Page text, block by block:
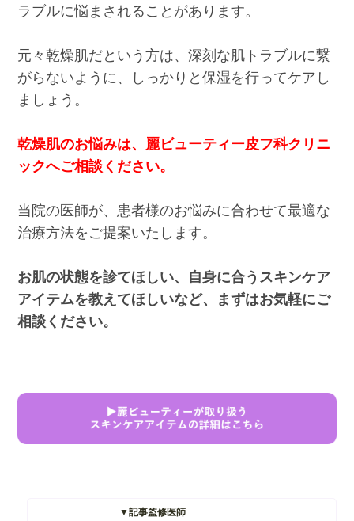
ラブルに悩まされることがあります。
元々乾燥肌だという方は、深刻な肌トラブルに繋
がらないように、しっかりと保湿を行ってケアし
ましょう。
乾燥肌のお悩みは、麗ビューティー皮フ科クリニ
ックへご相談ください。
当院の医師が、患者様のお悩みに合わせて最適な
治療方法をご提案いたします。
お肌の状態を診てほしい、自身に合うスキンケア
アイテムを教えてほしいなど、まずはお気軽にご
相談ください。
▼記事監修医師